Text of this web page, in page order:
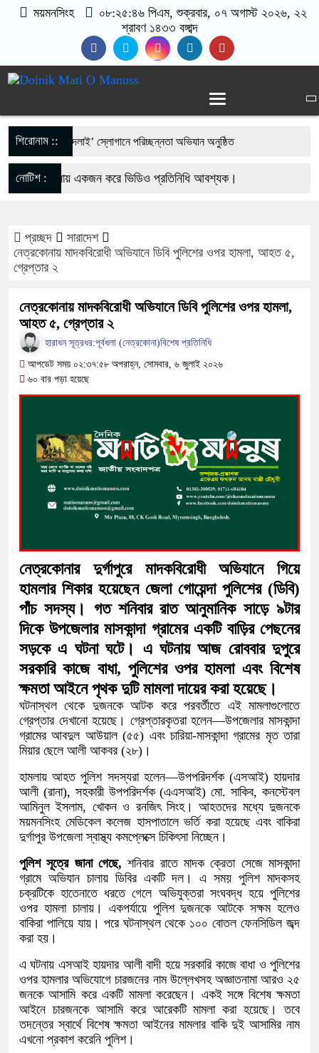
ময়মনসিংহ ০৮:২৫:৪৭ পিএম, শুক্রবার, ০৭ অগাস্ট ২০২৬, ২২
শ্রাবণ ১৪৩৩ বঙ্গাব্দ
শিরোনাম ::
‘চলো অভ্যাস বদলাই’ স্লোগানে পরিচ্ছন্নতা অভিযান অনুষ্ঠিত
নিষেধাজ্ঞা প্রত্যাহারের দাবি, শেখ হাসিনার ডিসেম্বরেই দেশে
অভাবে ৫০ হাজার মানুষের ভরসা নড়বড়ে কাঠের সাঁকো
ছেপটখালীর একমাত্র সড়ক বিধ্বস্ত: যোগাযোগ বিচ্ছিন্ন, চরম
পূর্বধলায় জনজীবন স্থবির, চরম দুর্ভোগে শ্রমজীবী ও শিক্ষার্থীরা
মাদকসেবীকে কারাদণ্ড ও অর্থদণ্ড
আমলে এক তৃতীয়াংশ অর্থ লোপাট হওয়ায় ২ কোটি আমানতকারী
ব্যর্থ করতে দেশের বিরুদ্ধে একটি দল চক্রান্ত করছে বলেছেন রিজভী
ফের বড় ধাক্কা: এক লাফে অনেকটা বাড়ল স্বর্ণের দাম
শুরু: হাছান-নওফেলসহ ২২ আসামির বিরুদ্ধে সাক্ষ্যগ্রহণ আজ
নোটিশ :
উপজেলায় একজন করে ভিডিও প্রতিনিধি আবশ্যক।
013-03300539.
প্রচ্ছদ
সারাদেশ
নেত্রকোনায় মাদকবিরোধী অভিযানে ডিবি পুলিশের ওপর হামলা, আহত ৫,
গ্রেপ্তার ২
নেত্রকোনায় মাদকবিরোধী অভিযানে ডিবি পুলিশের ওপর হামলা,
আহত ৫, গ্রেপ্তার ২
হারাধন সূত্রধর:পূর্বধলা (নেত্রকোনা)বিশেষ প্রতিনিধি
আপডেট সময় ০২:৩৭:৫৮ অপরাহ্ন, সোমবার, ৬ জুলাই ২০২৬
৬০ বার পড়া হয়েছে
নেত্রকোনার দুর্গাপুরে মাদকবিরোধী অভিযানে গিয়ে
হামলার শিকার হয়েছেন জেলা গোয়েন্দা পুলিশের (ডিবি)
পাঁচ সদস্য। গত শনিবার রাত আনুমানিক সাড়ে ৯টার
দিকে উপজেলার মাসকান্দা গ্রামের একটি বাড়ির পেছনের
সড়কে এ ঘটনা ঘটে। এ ঘটনায় আজ রোববার দুপুরে
সরকারি কাজে বাধা, পুলিশের ওপর হামলা এবং বিশেষ
ক্ষমতা আইনে পৃথক দুটি মামলা দায়ের করা হয়েছে।
​ঘটনাস্থল থেকে দুজনকে আটক করে পরবর্তীতে এই মামলাগুলোতে
গ্রেপ্তার দেখানো হয়েছে। গ্রেপ্তারকৃতরা হলেন—উপজেলার মাসকান্দা
গ্রামের আবদুল আউয়াল (৫৫) এবং চারিয়া-মাসকান্দা গ্রামের মৃত তারা
মিয়ার ছেলে আলী আকবর (২৮)।
​হামলায় আহত পুলিশ সদস্যরা হলেন—উপপরিদর্শক (এসআই) হায়দার
আলী (রানা), সহকারী উপপরিদর্শক (এএসআই) মো. সাকিব, কনস্টেবল
আমিনুল ইসলাম, খোকন ও রনজিৎ সিংহ। আহতদের মধ্যে দুজনকে
ময়মনসিংহ মেডিকেল কলেজ হাসপাতালে ভর্তি করা হয়েছে এবং বাকিরা
দুর্গাপুর উপজেলা স্বাস্থ্য কমপ্লেক্সে চিকিৎসা নিচ্ছেন।
​পুলিশ সূত্রে জানা গেছে, শনিবার রাতে মাদক ক্রেতা সেজে মাসকান্দা
গ্রামে অভিযান চালায় ডিবির একটি দল। এ সময় পুলিশ মাদকসহ
চক্রটিকে হাতেনাতে ধরতে গেলে অভিযুক্তরা সংঘবদ্ধ হয়ে পুলিশের
ওপর হামলা চালায়। একপর্যায়ে পুলিশ দুজনকে আটকে সক্ষম হলেও
বাকিরা পালিয়ে যায়। পরে ঘটনাস্থল থেকে ১০০ বোতল ফেনসিডিল জব্দ
করা হয়।
​এ ঘটনায় এসআই হায়দার আলী বাদী হয়ে সরকারি কাজে বাধা ও পুলিশের
ওপর হামলার অভিযোগে চারজনের নাম উল্লেখসহ অজ্ঞাতনামা আরও ২৫
জনকে আসামি করে একটি মামলা করেছেন। একই সঙ্গে বিশেষ ক্ষমতা
আইনে চারজনকে আসামি করে আরেকটি মামলা করা হয়েছে। তবে
তদন্তের স্বার্থে বিশেষ ক্ষমতা আইনের মামলার বাকি দুই আসামির নাম
এখনো প্রকাশ করেনি পুলিশ।